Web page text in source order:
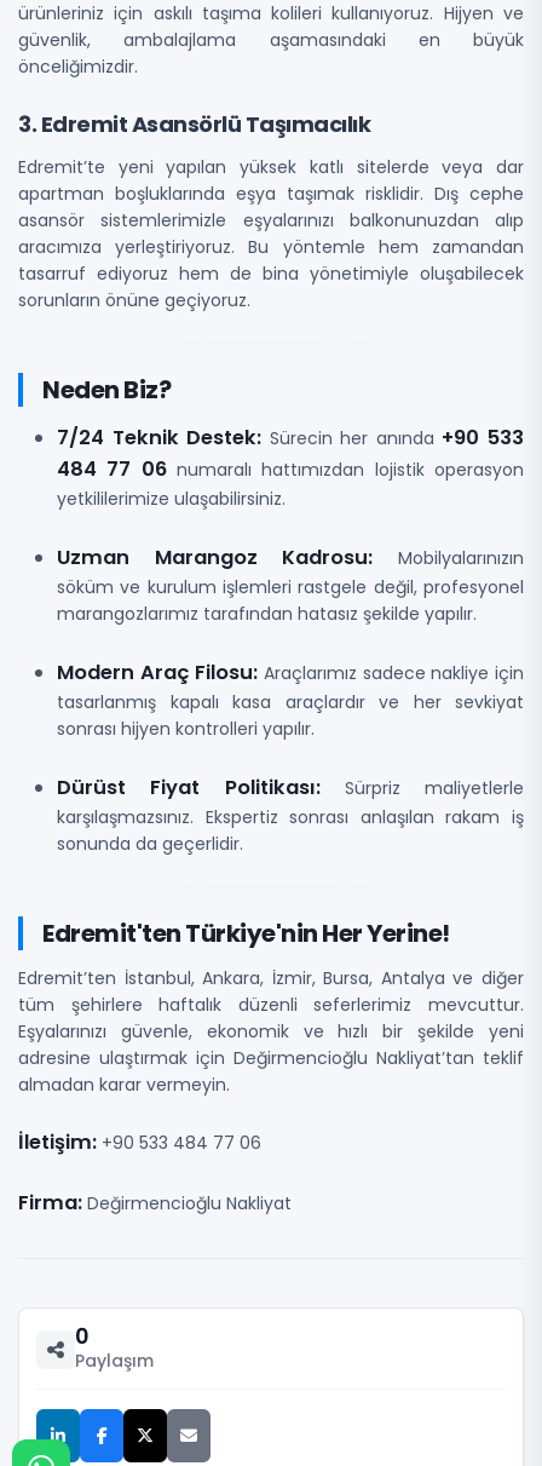
ürünleriniz için askılı taşıma kolileri kullanıyoruz. Hijyen ve
güvenlik, ambalajlama aşamasındaki en büyük
önceliğimizdir.
3. Edremit Asansörlü Taşımacılık
Edremit’te yeni yapılan yüksek katlı sitelerde veya dar
apartman boşluklarında eşya taşımak risklidir. Dış cephe
asansör sistemlerimizle eşyalarınızı balkonunuzdan alıp
aracımıza yerleştiriyoruz. Bu yöntemle hem zamandan
tasarruf ediyoruz hem de bina yönetimiyle oluşabilecek
sorunların önüne geçiyoruz.
Neden Biz?
7/24 Teknik Destek: Sürecin her anında +90 533
484 77 06numaralı hattımızdan lojistik operasyon
yetkililerimize ulaşabilirsiniz.
Uzman Marangoz Kadrosu: Mobilyalarınızın
söküm ve kurulum işlemleri rastgele değil, profesyonel
marangozlarımız tarafından hatasız şekilde yapılır.
Modern Araç Filosu: Araçlarımız sadece nakliye için
tasarlanmış kapalı kasa araçlardır ve her sevkiyat
sonrası hijyen kontrolleri yapılır.
Dürüst Fiyat Politikası:Sürpriz maliyetlerle
karşılaşmazsınız. Ekspertiz sonrası anlaşılan rakam iş
sonunda da geçerlidir.
Edremit'ten Türkiye'nin Her Yerine!
Edremit’ten İstanbul, Ankara, İzmir, Bursa, Antalya ve diğer
tüm şehirlere haftalık düzenli seferlerimiz mevcuttur.
Eşyalarınızı güvenle, ekonomik ve hızlı bir şekilde yeni
adresine ulaştırmak için Değirmencioğlu Nakliyat’tan teklif
almadan karar vermeyin.
İletişim: +90 533 484 77 06
Firma: Değirmencioğlu Nakliyat
0
Paylaşım